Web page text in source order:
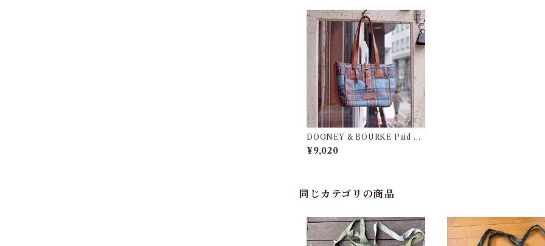
DOONEY & BOURKE Paid To
te Bag / ドゥニー & バーク チェ
ック柄 トートバッグ
¥9,020
同じカテゴリの商品